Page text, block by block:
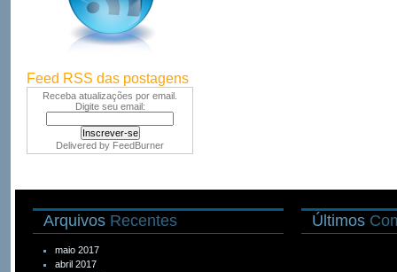
Feed RSS das postagens
Receba atualizações por email.
Digite seu email:
Delivered by FeedBurner
Arquivos Recentes
maio 2017
abril 2017
Últimos